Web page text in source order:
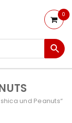
0
und Peanuts“